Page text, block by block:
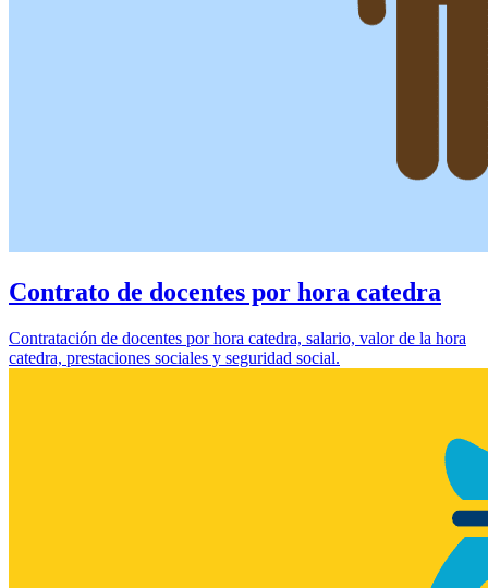
Contrato de docentes por hora catedra
Contratación de docentes por hora catedra, salario, valor de la hora
catedra, prestaciones sociales y seguridad social.